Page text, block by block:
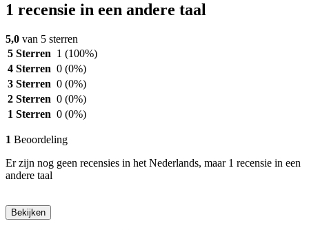
1 recensie in een andere taal
5,0 van 5 sterren
5 Sterren 1 (100%)
4 Sterren 0 (0%)
3 Sterren 0 (0%)
2 Sterren 0 (0%)
1 Sterren 0 (0%)
1 Beoordeling
Er zijn nog geen recensies in het Nederlands, maar 1 recensie in een
andere taal
Bekijken